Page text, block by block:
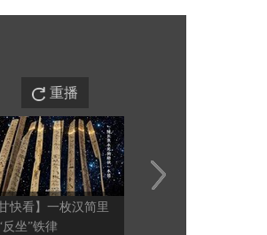
重播
甘快看】一枚汉简里
反坐”铁律